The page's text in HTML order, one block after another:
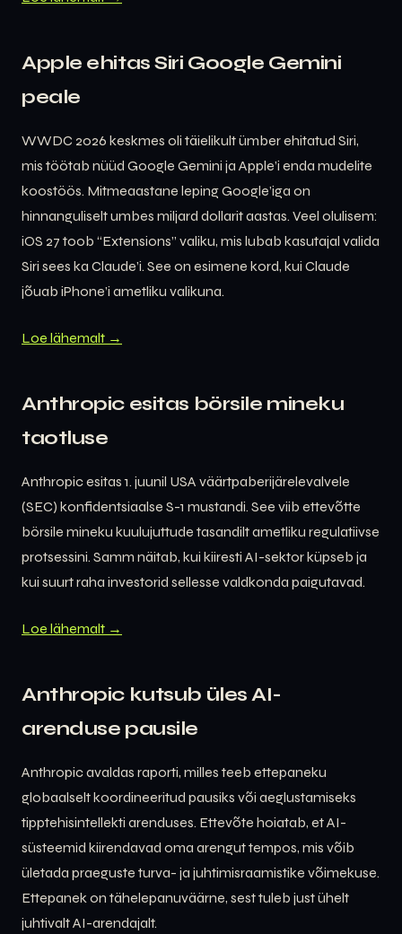
Apple ehitas Siri Google Gemini
peale
WWDC 2026 keskmes oli täielikult ümber ehitatud Siri,
mis töötab nüüd Google Gemini ja Apple’i enda mudelite
koostöös. Mitmeaastane leping Google’iga on
hinnanguliselt umbes miljard dollarit aastas. Veel olulisem:
iOS 27 toob “Extensions” valiku, mis lubab kasutajal valida
Siri sees ka Claude’i. See on esimene kord, kui Claude
jõuab iPhone’i ametliku valikuna.
Loe lähemalt →
Anthropic esitas börsile mineku
taotluse
Anthropic esitas 1. juunil USA väärtpaberijärelevalvele
(SEC) konfidentsiaalse S-1 mustandi. See viib ettevõtte
börsile mineku kuulujuttude tasandilt ametliku regulatiivse
protsessini. Samm näitab, kui kiiresti AI-sektor küpseb ja
kui suurt raha investorid sellesse valdkonda paigutavad.
Loe lähemalt →
Anthropic kutsub üles AI-
arenduse pausile
Anthropic avaldas raporti, milles teeb ettepaneku
globaalselt koordineeritud pausiks või aeglustamiseks
tipptehisintellekti arenduses. Ettevõte hoiatab, et AI-
süsteemid kiirendavad oma arengut tempos, mis võib
ületada praeguste turva- ja juhtimisraamistike võimekuse.
Ettepanek on tähelepanuväärne, sest tuleb just ühelt
juhtivalt AI-arendajalt.